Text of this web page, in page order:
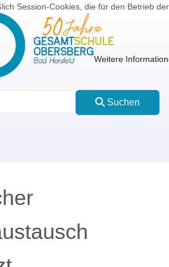
Suchen
Session-Cookies, die für den Betrieb
Weitere